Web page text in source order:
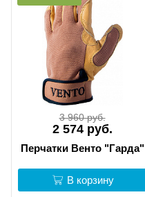
3 960 руб.
2 574 руб.
Перчатки Венто "Гарда"
В корзину